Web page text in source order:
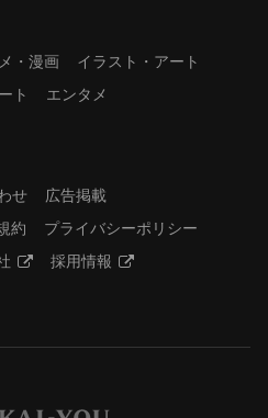
・漫画
イラスト・アート
ト エンタメ
せ
広告掲載
約
プライバシーポリシー
採用情報